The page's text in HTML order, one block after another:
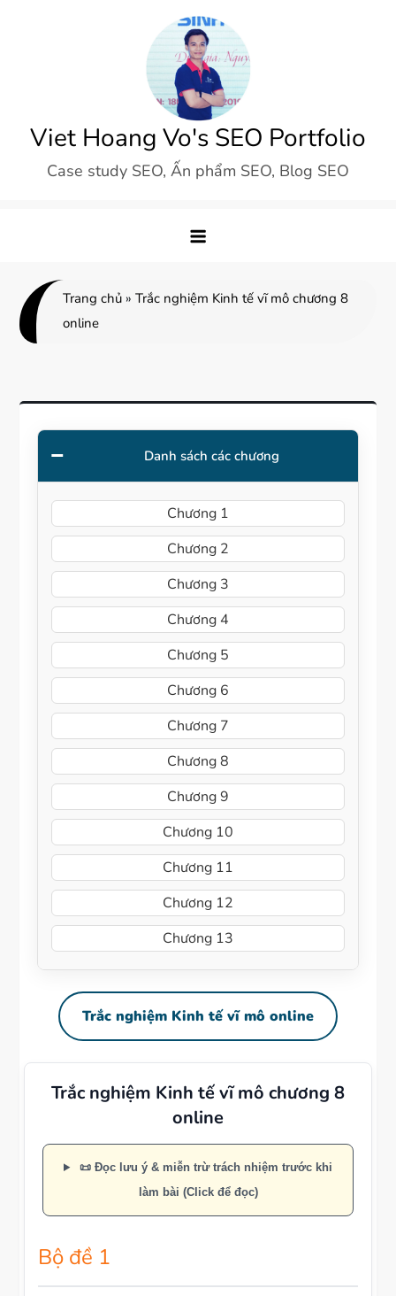
Viet Hoang Vo's SEO Portfolio
Case study SEO, Ấn phẩm SEO, Blog SEO
Trang chủ »Trắc nghiệm Kinh tế vĩ mô chương 8
online
Danh sách các chương
Chương 1
Chương 2
Chương 3
Chương 4
Chương 5
Chương 6
Chương 7
Chương 8
Chương 9
Chương 10
Chương 11
Chương 12
Chương 13
Trắc nghiệm Kinh tế vĩ mô online
Trắc nghiệm Kinh tế vĩ mô chương 8
online
📜 Đọc lưu ý & miễn trừ trách nhiệm trước khi
làm bài (Click để đọc)
Bộ đề 1